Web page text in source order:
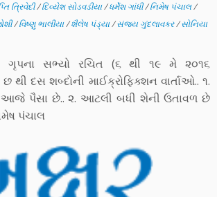
ત્રિવેદી/દિવ્યેશ સોડવડીયા/ધર્મેશ ગાંધી/નિમેષ પંચાલ/
/વિષ્ણુ ભાલીયા/શૈલેષ પંડ્યા/સંજય ગુંદલાવકર/સોનિયા
ગૃપના સભ્યો રચિત (૬ થી ૧૯ મે ૨૦૧૬
થી દસ શબ્દોની માઈક્રોફિક્શન વાર્તાઓ.. ૧.
આજે પૈસા છે.. ૨. આટલી બધી શેની ઉતાવળ છે
પંચાલ